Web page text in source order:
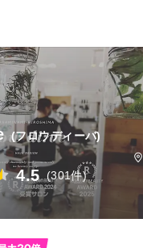
(フロウディーバ)
4.5 (301件)